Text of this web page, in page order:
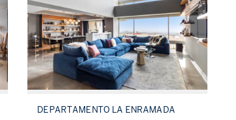
DEPARTAMENTO LA ENRAMADA